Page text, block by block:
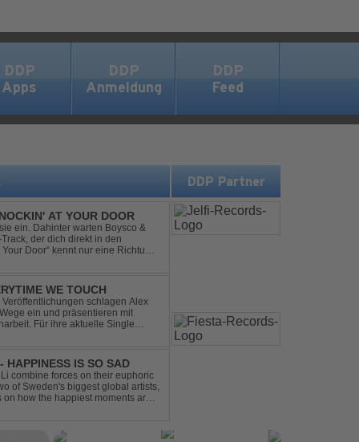
DDP
Apps
DDP
Anmeldung
DDP
Feed
AT YOUR DOOR
ein. Dahinter warten Boysco &
der dich direkt in den
Door“ kennt nur eine Richtung:
WE TOUCH
schlagen Alex
ein und präsentieren mit
Für ihre aktuelle Single
HAPPINESS IS SO SAD
combine forces on their euphoric
of Sweden's biggest global artists,
how the happiest moments are
DDP Partner